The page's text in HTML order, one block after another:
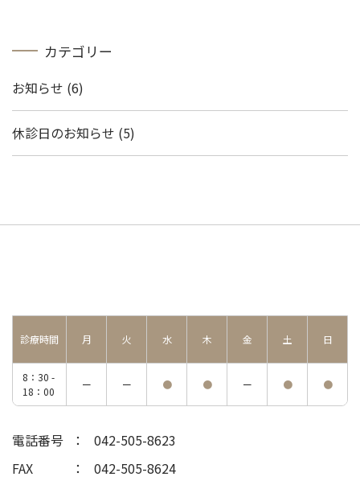
カテゴリー
お知らせ (6)
休診日のお知らせ (5)
診療時間 月 火 水 木 金 土 日
8：30 -
18：00
ー ー ● ● ー ● ●
電話番号
042-505-8623
FAX
042-505-8624